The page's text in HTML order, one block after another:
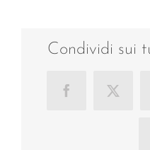
Condividi sui
FacebookX